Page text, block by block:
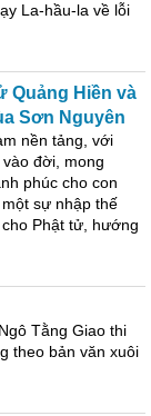
La-hầu-la về lỗi
Quảng Hiền và
Sơn Nguyên
nền tảng, với
đời, mong
phúc cho con
sự nhập thế
Phật tử, hướng
Tằng Giao thi
theo bản văn xuôi